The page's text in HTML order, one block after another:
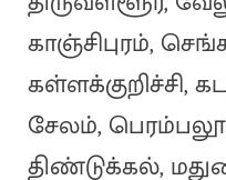
காஞ்சிபுரம்,
கள்ளக்குறிச்சி,
சேலம், பெரம்பலூர்,
திண்டுக்கல்,